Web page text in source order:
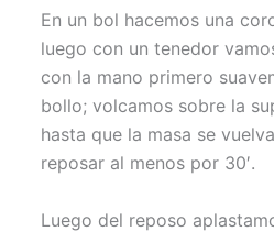
En un bol hacemos una
luego con un tenedor
con la mano primero
bollo; volcamos sobre la
hasta que la masa se
reposar al menos por 30′.
Luego del reposo